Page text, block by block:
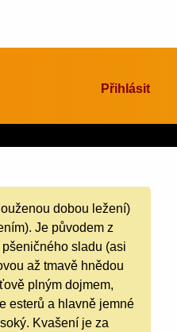
Přihlásit
dobou ležení)
Je původem z
sladu (asi
až tmavě hnědou
plným dojmem,
esterů a hlavně jemné
Kvašení je za